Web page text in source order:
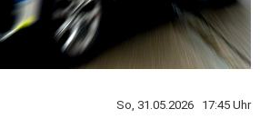
So, 31.05.2026 17:45 Uhr